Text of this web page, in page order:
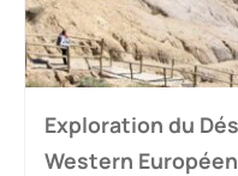
Exploration du
Western